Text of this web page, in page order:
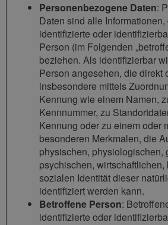
Personenbezogene Daten:
Daten sind alle
identifizierte oder
Person (im Folgenden
beziehen. Als identifizierbar
Person angesehen, die direkt
insbesondere mittels
Kennung wie einem Namen,
Kennnummer, zu
Kennung oder zu einem oder
besonderen Merkmalen, die
physischen, physiologischen,
psychischen,
sozialen Identität dieser
identifiziert werden kann.
Betroffene Person:
identifizierte oder